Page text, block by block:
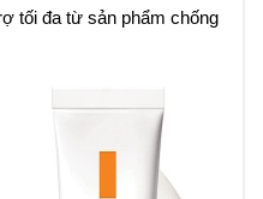
tối đa từ sản phẩm chống